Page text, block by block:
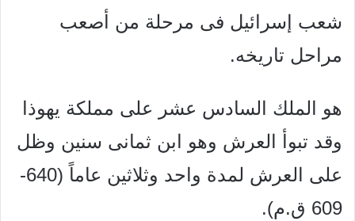
شعب إسرائيل فى مرحلة من أصعب
مراحل تاريخه.
هو الملك السادس عشر على مملكة يهوذا
وقد تبوأ العرش وهو ابن ثمانى سنين وظل
على العرش لمدة واحد وثلاثين عاماً (640-
609 ق.م).